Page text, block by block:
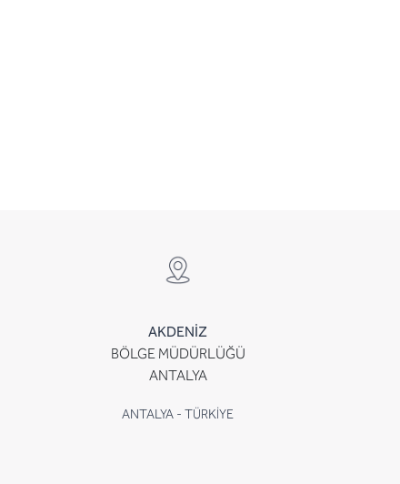
AKDENİZ
BÖLGE MÜDÜRLÜĞÜ
ANTALYA
ANTALYA - TÜRKİYE